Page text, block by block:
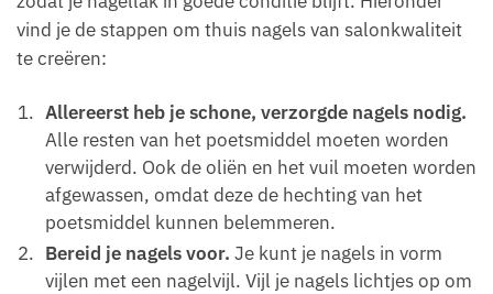
vind je de stappen om thuis nagels van salonkwaliteit
te creëren:
Allereerst heb je schone, verzorgde nagels nodig.
Alle resten van het poetsmiddel moeten worden
verwijderd. Ook de oliën en het vuil moeten worden
afgewassen, omdat deze de hechting van het
poetsmiddel kunnen belemmeren.
Bereid je nagels voor. Je kunt je nagels in vorm
vijlen met een nagelvijl. Vijl je nagels lichtjes op om